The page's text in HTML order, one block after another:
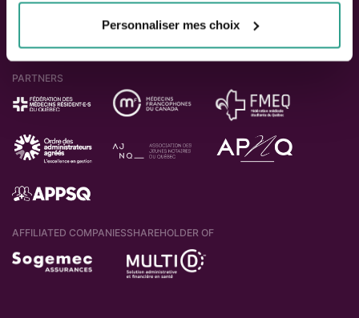
Personnaliser mes choix
PARTNERS
AFFILIATED COMPANIESSHAREHOLDER OF